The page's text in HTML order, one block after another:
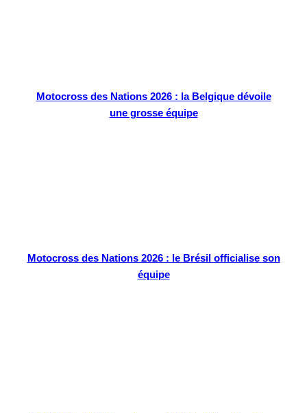
Motocross des Nations 2026 : la Belgique dévoile
une grosse équipe
Motocross des Nations 2026 : le Brésil officialise son
équipe